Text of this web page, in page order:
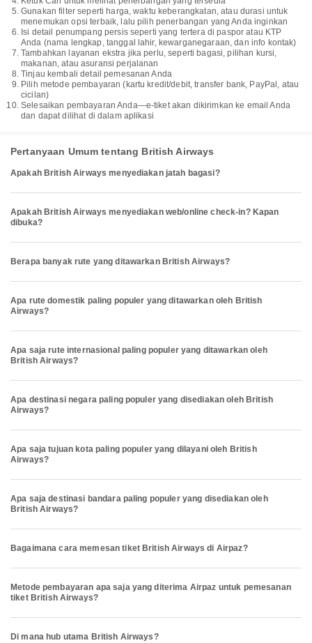
Gunakan filter seperti harga, waktu keberangkatan, atau durasi untuk
menemukan opsi terbaik, lalu pilih penerbangan yang Anda inginkan
Isi detail penumpang persis seperti yang tertera di paspor atau KTP
Anda (nama lengkap, tanggal lahir, kewarganegaraan, dan info kontak)
Tambahkan layanan ekstra jika perlu, seperti bagasi, pilihan kursi,
makanan, atau asuransi perjalanan
Tinjau kembali detail pemesanan Anda
Pilih metode pembayaran (kartu kredit/debit, transfer bank, PayPal, atau
cicilan)
Selesaikan pembayaran Anda—e-tiket akan dikirimkan ke email Anda
dan dapat dilihat di dalam aplikasi
Pertanyaan Umum tentang British Airways
Apakah British Airways menyediakan jatah bagasi?
Apakah British Airways menyediakan web/online check-in? Kapan
dibuka?
Berapa banyak rute yang ditawarkan British Airways?
Apa rute domestik paling populer yang ditawarkan oleh British
Airways?
Apa saja rute internasional paling populer yang ditawarkan oleh
British Airways?
Apa destinasi negara paling populer yang disediakan oleh British
Airways?
Apa saja tujuan kota paling populer yang dilayani oleh British
Airways?
Apa saja destinasi bandara paling populer yang disediakan oleh
British Airways?
Bagaimana cara memesan tiket British Airways di Airpaz?
Metode pembayaran apa saja yang diterima Airpaz untuk pemesanan
tiket British Airways?
Di mana hub utama British Airways?